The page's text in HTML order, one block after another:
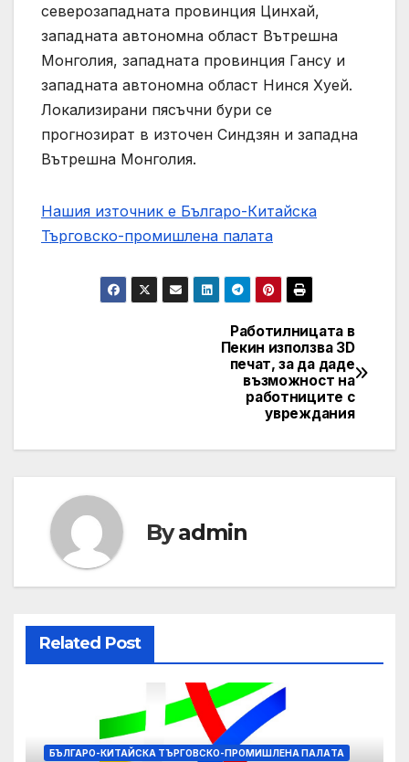
северозападната провинция Цинхай,
западната автономна област Вътрешна
Монголия, западната провинция Гансу и
западната автономна област Нинся Хуей.
Локализирани пясъчни бури се
прогнозират в източен Синдзян и западна
Вътрешна Монголия.
Нашия източник е Българо-Китайска
Търговско-промишлена палaта
Работилницата в
Пекин използва 3D
печат, за да даде
възможност на
работниците с
увреждания
Byadmin
Related Post
БЪЛГАРО-КИТАЙСКА ТЪРГОВСКО-ПРОМИШЛЕНА ПАЛAТА